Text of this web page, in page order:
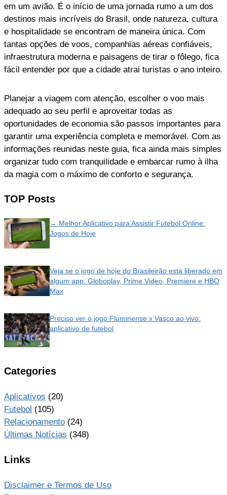
em um avião. É o início de uma jornada rumo a um dos
destinos mais incríveis do Brasil, onde natureza, cultura
e hospitalidade se encontram de maneira única. Com
tantas opções de voos, companhias aéreas confiáveis,
infraestrutura moderna e paisagens de tirar o fôlego, fica
fácil entender por que a cidade atrai turistas o ano inteiro.
Planejar a viagem com atenção, escolher o voo mais
adequado ao seu perfil e aproveitar todas as
oportunidades de economia são passos importantes para
garantir uma experiência completa e memorável. Com as
informações reunidas neste guia, fica ainda mais simples
organizar tudo com tranquilidade e embarcar rumo à ilha
da magia com o máximo de conforto e segurança.
TOP Posts
→ Melhor Aplicativo para Assistir Futebol Online:
Jogos de Hoje
Veja se o jogo de hoje do Brasileirão está liberado em
algum app: Globoplay, Prime Video, Premiere e HBO
Max
Preciso ver o jogo Fluminense x Vasco ao vivo:
aplicativo de futebol
Categories
Aplicativos (20)
Futebol (105)
Relacionamento (24)
Últimas Notícias (348)
Links
Disclaimer e Termos de Uso